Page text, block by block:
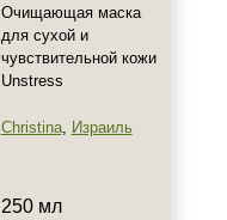
Очищающая маска
для сухой и
чувствительной кожи
Unstress
Christina, Израиль
250 мл